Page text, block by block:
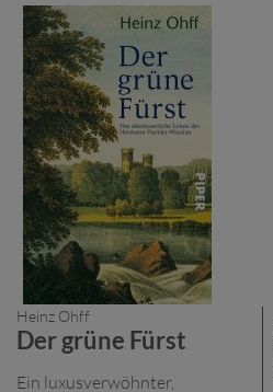
Heinz Ohff
Der grüne Fürst
Ein luxusverwöhnter,